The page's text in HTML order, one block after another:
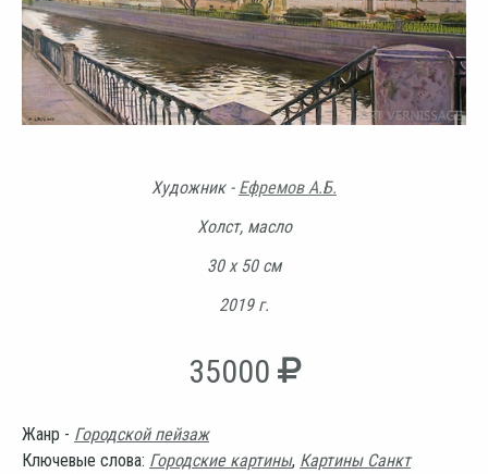
Художник - Ефремов А.Б.
Холст, масло
30 х 50 см
2019 г.
35000
Жанр - Городской пейзаж
Ключевые слова: Городские картины, Картины Санкт